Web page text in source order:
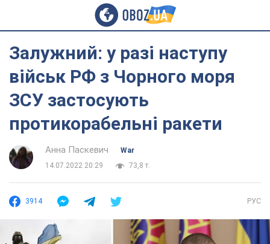
Залужний: у разі наступу
військ РФ з Чорного моря
ЗСУ застосують
протикорабельні ракети
Анна Паскевич
War
14.07.2022 20:29
73,8 т.
3914 РУС